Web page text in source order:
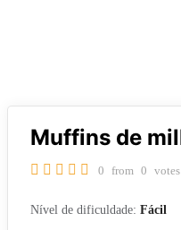
Muffins de
0 from 0 votes
Nível de dificuldade: Fácil